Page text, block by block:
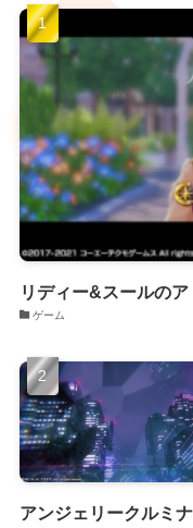
リディー&スールの
ゲーム
アンジェリークルミ